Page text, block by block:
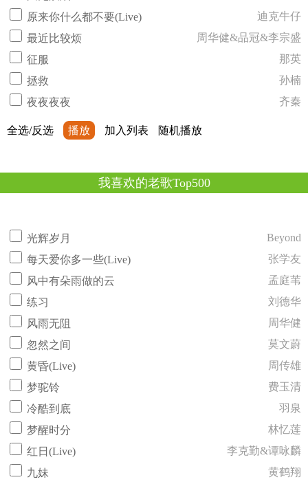
原来你什么都不要(Live)
迪克牛仔
最近比较烦
周华健&品冠&李宗盛
征服
那英
拯救
孙楠
夜夜夜夜
齐秦
全选/反选 播放 加入列表 随机播放
我喜欢的老歌Top500
光辉岁月
Beyond
每天爱你多一些(Live)
张学友
风中有朵雨做的云
孟庭苇
练习
刘德华
风雨无阻
周华健
忽然之间
莫文蔚
黄昏(Live)
周传雄
梦驼铃
费玉清
冷酷到底
羽泉
梦醒时分
林忆莲
红日(Live)
李克勤&谭咏麟
九妹
黄鹤翔